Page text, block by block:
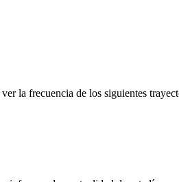
la frecuencia de los siguientes